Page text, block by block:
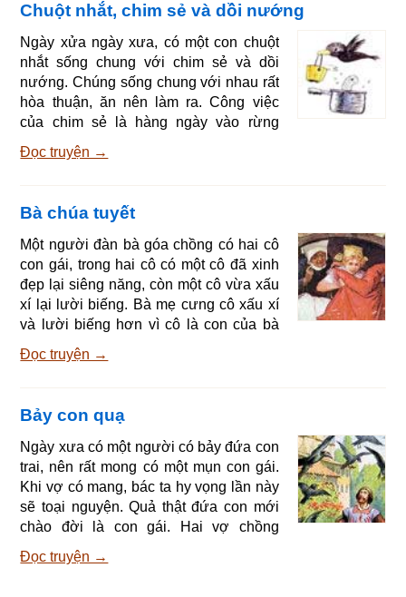
căn nhà nhỏ, hoàng tử rảo bước theo
sau. Tới gần thấy cô gái vừa trẻ vừa
xinh, hoàng tử cất tiếng hỏi cô gái: - Cô
gái ơi, chúng tôi muốn ngủ nhờ đêm
nay ở đây có được
Chuột nhắt, chim sẻ và dồi nướng
Ngày xửa ngày xưa, có một con chuột
nhắt sống chung với chim sẻ và dồi
nướng. Chúng sống chung với nhau rất
hòa thuận, ăn nên làm ra. Công việc
của chim sẻ là hàng ngày vào rừng
kiếm củi mang về, còn chuột nhắt thì đi
xách nước, nhóm lửa chất bếp và dọn
nhiệm. Ở đời sướng quá hóa rồ! Một
hôm, dọc đường bay vào rừng kiếm củi
chim sẻ gặp một con chim sẻ khác, nó
kể cho con kia nghe về đời sống sung
sướng của mình, nói là mình số sướng.
Con chim kia nói rằng th
Đọc truyện →
Bà chúa tuyết
Một người đàn bà góa chồng có hai cô
con gái, trong hai cô có một cô đã xinh
đẹp lại siêng năng, còn một cô vừa xấu
xí lại lười biếng. Bà mẹ cưng cô xấu xí
và lười biếng hơn vì cô là con của bà
đẻ ra. Mọi việc trong nhà cô kia phải
đảm nhận nên người cô bụi bậm như
đường lớn bên giếng mà kéo sợi, cô
phải kéo nhiều đến nỗi máu cháy rỉ ra.
Có lần máu thấm đầu ống sợi, cô cúi
xuống định rửa sạch sợi nhưng tuột tay
ống sợi
Đọc truyện →
Bảy con quạ
Ngày xưa có một người có bảy đứa con
trai, nên rất mong có một mụn con gái.
Khi vợ có mang, bác ta hy vọng lần này
sẽ toại nguyện. Quả thật đứa con mới
chào đời là con gái. Hai vợ chồng
yếu quá nên phải chịu phép rửa tội.
Đọc truyện →